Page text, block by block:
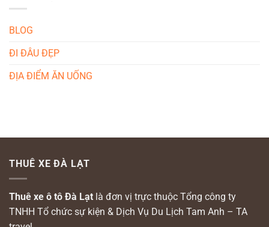
BLOG
ĐI ĐÂU ĐẸP
ĐỊA ĐIỂM ĂN UỐNG
THUÊ XE ĐÀ LẠT
Thuê xe ô tô Đà Lạt là đơn vị trực thuộc Tổng công ty
TNHH Tổ chức sự kiện & Dịch Vụ Du Lịch Tam Anh – TA